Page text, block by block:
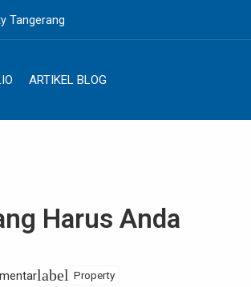
Tangerang
ARTIKEL BLOG
Harus Anda
label Property